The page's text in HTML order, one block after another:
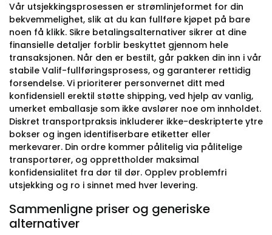
Vår utsjekkingsprosessen er strømlinjeformet for din
bekvemmelighet, slik at du kan fullføre kjøpet på bare
noen få klikk. Sikre betalingsalternativer sikrer at dine
finansielle detaljer forblir beskyttet gjennom hele
transaksjonen. Når den er bestilt, går pakken din inn i vår
stabile Valif-fullføringsprosess, og garanterer rettidig
forsendelse. Vi prioriterer personvernet ditt med
konfidensiell erektil støtte shipping, ved hjelp av vanlig,
umerket emballasje som ikke avslører noe om innholdet.
Diskret transportpraksis inkluderer ikke-deskripterte ytre
bokser og ingen identifiserbare etiketter eller
merkevarer. Din ordre kommer pålitelig via pålitelige
transportører, og opprettholder maksimal
konfidensialitet fra dør til dør. Opplev problemfri
utsjekking og ro i sinnet med hver levering.
Sammenligne priser og generiske
alternativer